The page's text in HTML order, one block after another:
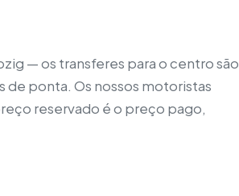
— os transferes para o centro são
de ponta. Os nossos motoristas
reservado é o preço pago,